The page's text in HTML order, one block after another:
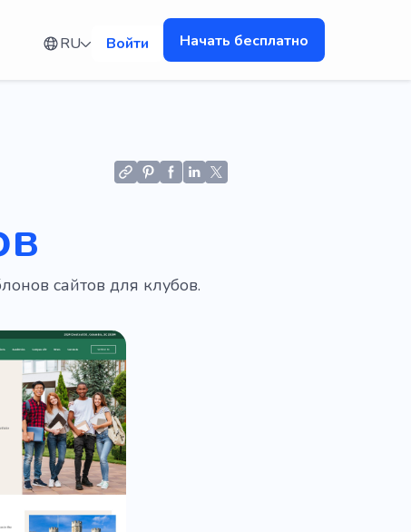
RU Войти Начать бесплатно
сайтов для клубов.